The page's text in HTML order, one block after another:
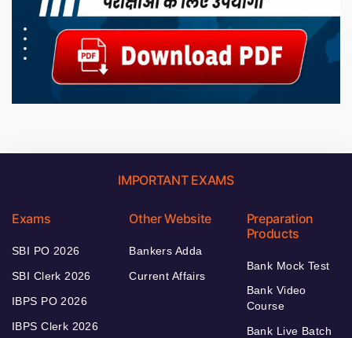
IMPORTANT EXAMS
Exams
SBI PO 2026
SBI Clerk 2026
IBPS PO 2026
IBPS Clerk 2026
Other Website
Bankers Adda
Current Affairs
Preparation
Products
Bank Mock Test
Bank Video
Course
Bank Live Batch